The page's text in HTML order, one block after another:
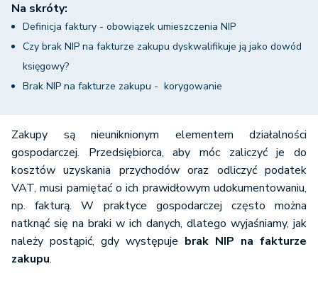
Na skróty:
Definicja faktury - obowiązek umieszczenia NIP
Czy brak NIP na fakturze zakupu dyskwalifikuje ją jako dowód
księgowy?
Brak NIP na fakturze zakupu - korygowanie
Zakupy są nieuniknionym elementem działalności
gospodarczej. Przedsiębiorca, aby móc zaliczyć je do
kosztów uzyskania przychodów oraz odliczyć podatek
VAT, musi pamiętać o ich prawidłowym udokumentowaniu,
np. fakturą. W praktyce gospodarczej często można
natknąć się na braki w ich danych, dlatego wyjaśniamy, jak
należy postąpić, gdy występuje brak NIP na fakturze
zakupu.